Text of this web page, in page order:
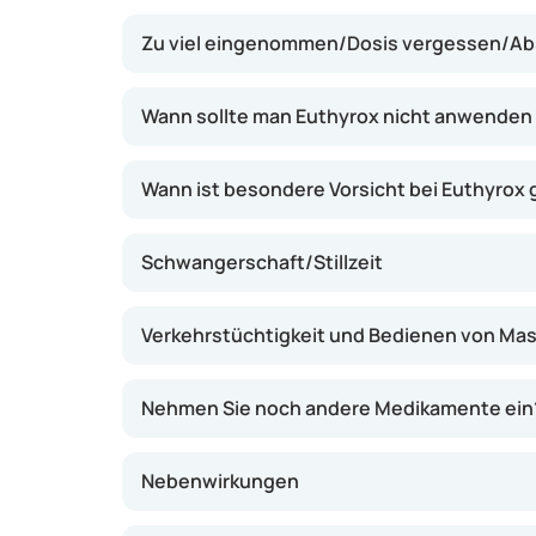
abnehmen. Das Medikament wirkt meist
Dosierung wird häufig individuell angepasst.
Zu viel eingenommen/Dosis vergessen/
Wann sollte man Euthyrox nicht anwenden
Wann ist besondere Vorsicht bei Euthyrox
Schwangerschaft/Stillzeit
Verkehrstüchtigkeit und Bedienen von
Nehmen Sie noch andere Medikamente
Nebenwirkungen